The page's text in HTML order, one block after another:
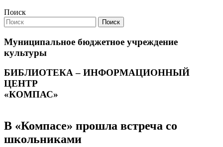
Поиск
Поиск
Муниципальное бюджетное учреждение
культуры
БИБЛИОТЕКА – ИНФОРМАЦИОННЫЙ
ЦЕНТР
«КОМПАС»
В «Компасе» прошла встреча со
школьниками